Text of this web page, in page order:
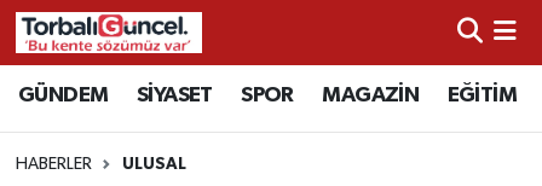
GÜNDEM SİYASET SPOR MAGAZİN EĞİTİM
HABERLER ULUSAL
İzmir Nöbetçi Eczaneler
İzmir Hava Durumu